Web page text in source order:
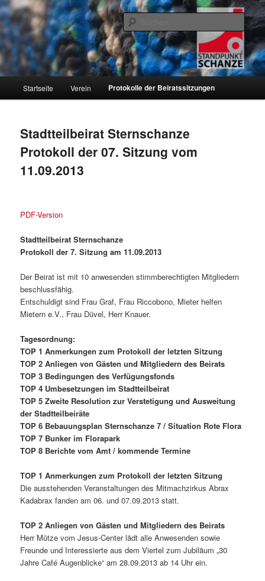
Zum
primären
Inhalt
springenStandpunkt.Schanze e.V.
Informationen über den Standpunkt.Schanze e.V. und den Hamburger
Stadtteil Sternschanze
Startseite Verein Protokolle der Beiratssitzungen
Stadtteilbeirat Sternschanze
Protokoll der 07. Sitzung vom
11.09.2013
PDF-Version
Stadtteilbeirat Sternschanze
Protokoll der 7. Sitzung am 11.09.2013
Der Beirat ist mit 10 anwesenden stimmberechtigten Mitgliedern
beschlussfähig.
Entschuldigt sind Frau Graf, Frau Riccobono, Mieter helfen
Mietern e.V., Frau Düvel, Herr Knauer.
Tagesordnung:
TOP 1 Anmerkungen zum Protokoll der letzten Sitzung
TOP 2 Anliegen von Gästen und Mitgliedern des Beirats
TOP 3 Bedingungen des Verfügungsfonds
TOP 4 Umbesetzungen im Stadtteilbeirat
TOP 5 Zweite Resolution zur Verstetigung und Ausweitung
der Stadtteilbeiräte
TOP 6 Bebauungsplan Sternschanze 7 / Situation Rote Flora
TOP 7 Bunker im Florapark
TOP 8 Berichte vom Amt / kommende Termine
TOP 1 Anmerkungen zum Protokoll der letzten Sitzung
Die ausstehenden Veranstaltungen des Mitmachzirkus Abrax
Kadabrax fanden am 06. und 07.09.2013 statt.
TOP 2 Anliegen von Gästen und Mitgliedern des Beirats
Herr Mütze vom Jesus-Center lädt alle Anwesenden sowie
Freunde und Interessierte aus dem Viertel zum Jubiläum „30
Jahre Café Augenblicke“ am 28.09.2013 ab 14 Uhr ein.